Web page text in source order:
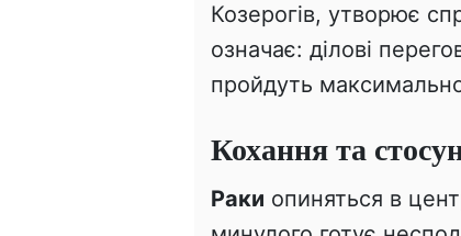
Козерогів, утворює
означає: ділові
пройдуть
Кохання та
Раки опиняться в